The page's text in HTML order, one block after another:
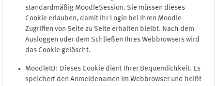
standardmäßig MoodleSession. Sie müssen dieses
Cookie erlauben, damit Ihr Login bei Ihren Moodle-
Zugriffen von Seite zu Seite erhalten bleibt. Nach dem
Ausloggen oder dem Schließen Ihres Webbrowsers wird
das Cookie gelöscht.
MoodleID: Dieses Cookie dient Ihrer Bequemlichkeit. Es
speichert den Anmeldenamen im Webbrowser und heißt